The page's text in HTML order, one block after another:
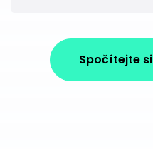
Spočítejte